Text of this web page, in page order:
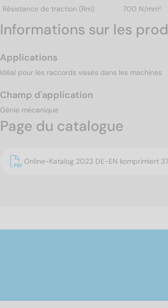
Résistance de traction (Rm) 700 N/mm²
Informations sur les
Applications
Idéal pour les raccords vissés dans les machines
Champ d'application
Génie mécanique
Page du catalogue
Online-Katalog 2023 DE-EN komprimiert